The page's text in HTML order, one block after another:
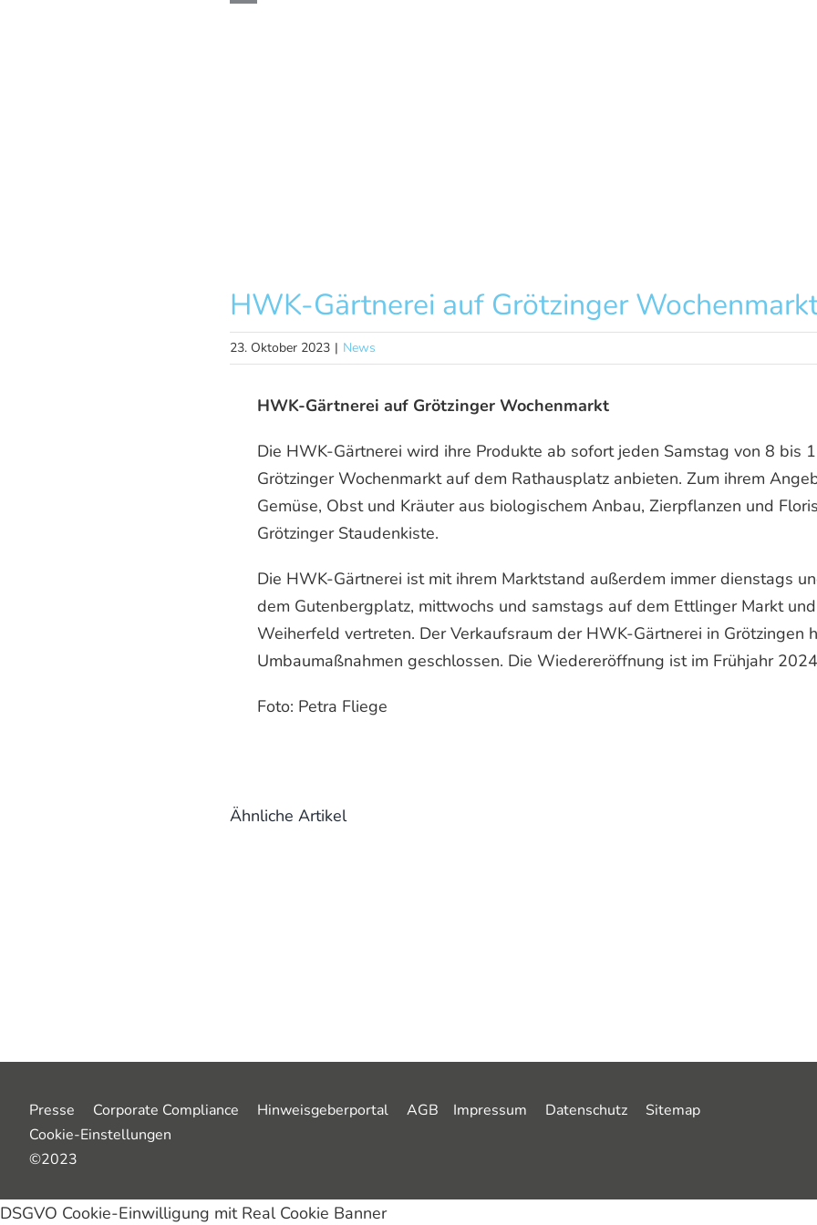
HWK-Gärtnerei auf Grötzinger
23. Oktober 2023 | News
HWK-Gärtnerei auf Grötzinger Wochenmarkt
Die HWK-Gärtnerei wird ihre Produkte ab sofort jeden Samstag von 8 bis
Grötzinger Wochenmarkt auf dem Rathausplatz anbieten. Zum ihrem
Gemüse, Obst und Kräuter aus biologischem Anbau, Zierpflanzen und
Grötzinger Staudenkiste.
Die HWK-Gärtnerei ist mit ihrem Marktstand außerdem immer dienstags
dem Gutenbergplatz, mittwochs und samstags auf dem Ettlinger Markt
Weiherfeld vertreten. Der Verkaufsraum der HWK-Gärtnerei in Grötzingen
Umbaumaßnahmen geschlossen. Die Wiedereröffnung ist im Frühjahr
Foto: Petra Fliege
Ähnliche Artikel
Presse Corporate Compliance Hinweisgeberportal AGB Impressum Datenschutz
Sitemap
Cookie-Einstellungen
©2023
DSGVO Cookie-Einwilligung mit Real Cookie Banner